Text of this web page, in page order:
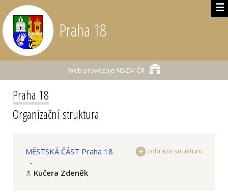
☰
Praha 18
Web provozuje NSZM ČR
Praha 18
Organizační struktura
zobrazit strukturu
MĚSTSKÁ ČÁST Praha 18
-
Kučera Zdeněk